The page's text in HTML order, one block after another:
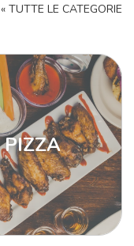
« TUTTE LE CATEGORIE
PIZZA